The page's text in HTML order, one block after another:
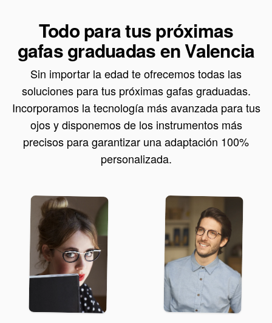
Todo para tus próximas
gafas graduadas en Valencia
Sin importar la edad te ofrecemos todas las
soluciones para tus próximas gafas graduadas.
Incorporamos la tecnología más avanzada para tus
ojos y disponemos de los instrumentos más
precisos para garantizar una adaptación 100%
personalizada.